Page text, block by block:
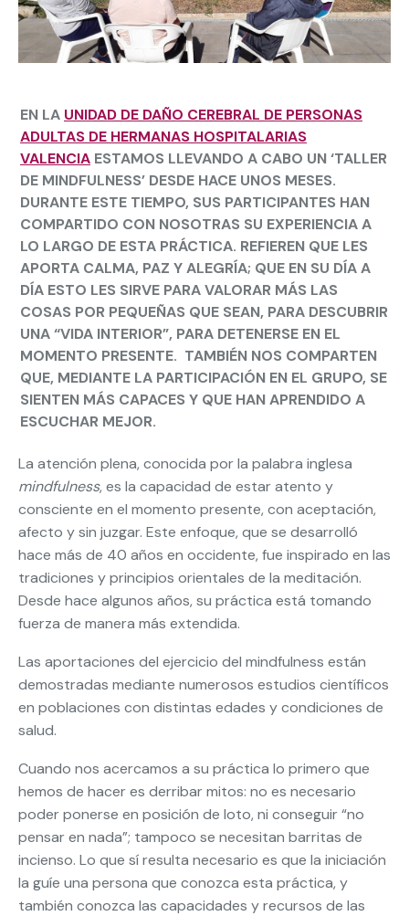
EN LA UNIDAD DE DAÑO CEREBRAL DE PERSONAS
ADULTAS DE HERMANAS HOSPITALARIAS
VALENCIA ESTAMOS LLEVANDO A CABO UN ‘TALLER
DE MINDFULNESS’ DESDE HACE UNOS MESES.
DURANTE ESTE TIEMPO, SUS PARTICIPANTES HAN
COMPARTIDO CON NOSOTRAS SU EXPERIENCIA A
LO LARGO DE ESTA PRÁCTICA. REFIEREN QUE LES
APORTA CALMA, PAZ Y ALEGRÍA; QUE EN SU DÍA A
DÍA ESTO LES SIRVE PARA VALORAR MÁS LAS
COSAS POR PEQUEÑAS QUE SEAN, PARA DESCUBRIR
UNA “VIDA INTERIOR”, PARA DETENERSE EN EL
MOMENTO PRESENTE. TAMBIÉN NOS COMPARTEN
QUE, MEDIANTE LA PARTICIPACIÓN EN EL GRUPO, SE
SIENTEN MÁS CAPACES Y QUE HAN APRENDIDO A
ESCUCHAR MEJOR.
La atención plena, conocida por la palabra inglesa
mindfulness, es la capacidad de estar atento y
consciente en el momento presente, con aceptación,
afecto y sin juzgar. Este enfoque, que se desarrolló
hace más de 40 años en occidente, fue inspirado en las
tradiciones y principios orientales de la meditación.
Desde hace algunos años, su práctica está tomando
fuerza de manera más extendida.
Las aportaciones del ejercicio del mindfulness están
demostradas mediante numerosos estudios científicos
en poblaciones con distintas edades y condiciones de
salud.
Cuando nos acercamos a su práctica lo primero que
hemos de hacer es derribar mitos: no es necesario
poder ponerse en posición de loto, ni conseguir “no
pensar en nada”; tampoco se necesitan barritas de
incienso. Lo que sí resulta necesario es que la iniciación
la guíe una persona que conozca esta práctica, y
también conozca las capacidades y recursos de las